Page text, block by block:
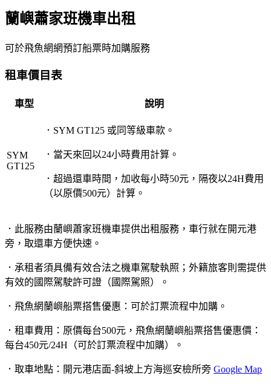
蘭嶼蕭家班機車出租
可於飛魚網網預訂船票時加購服務
租車價目表
車型 說明
SYM
GT125
．SYM GT125 或同等級車款。
．當天來回以24小時費用計算。
．超過還車時間，加收每小時50元，隔夜以24H費用
（以原價500元）計算。
．此服務由蘭嶼蕭家班機車提供出租服務，車行就在開元港
旁，取還車方便快速。
．承租者須具備有效合法之機車駕駛執照；外籍旅客則需提供
有效的國際駕駛許可證（國際駕照）。
．飛魚網蘭嶼船票搭售優惠：可於訂票流程中加購。
．租車費用：原價每台500元，飛魚網蘭嶼船票搭售優惠價：
每台450元/24H（可於訂票流程中加購）。
．取車地點：開元港店面-斜坡上方海巡安檢所旁 Google Map